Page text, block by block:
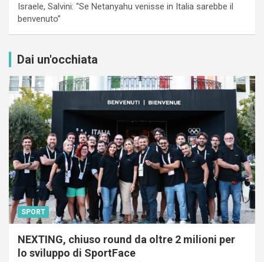
Israele, Salvini: “Se Netanyahu venisse in Italia sarebbe il
benvenuto”
Dai un'occhiata
SPORT
NEXTING, chiuso round da oltre 2 milioni per
lo sviluppo di SportFace